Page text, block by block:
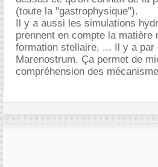
(toute la "gastrophysique").
Il y a aussi les simulations
prennent en compte la matière
formation stellaire, ... Il y a par
Marenostrum. Ça permet de
compréhension des